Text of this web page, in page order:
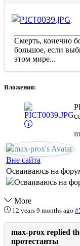
Смерть, конечно
большое, если
этом мире...
Вложения:
Вне сайта
Осваиваюсь на
More
12 years 9 months ago
max-prox replied
протестанты